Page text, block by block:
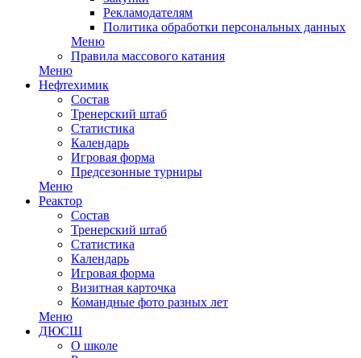
Рекламодателям
Политика обработки персональных данных
Меню
Правила массового катания
Меню
Нефтехимик
Состав
Тренерский штаб
Статистика
Календарь
Игровая форма
Предсезонные турниры
Меню
Реактор
Состав
Тренерский штаб
Статистика
Календарь
Игровая форма
Визитная карточка
Командные фото разных лет
Меню
ДЮСШ
О школе